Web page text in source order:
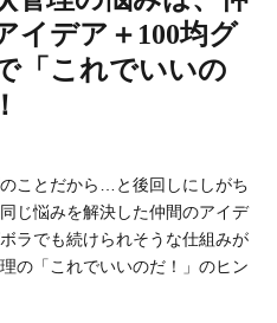
イデア＋100均グ
「これでいいの
ことだから…と後回しにしがち
じ悩みを解決した仲間のアイデ
ラでも続けられそうな仕組みが
の「これでいいのだ！」のヒン